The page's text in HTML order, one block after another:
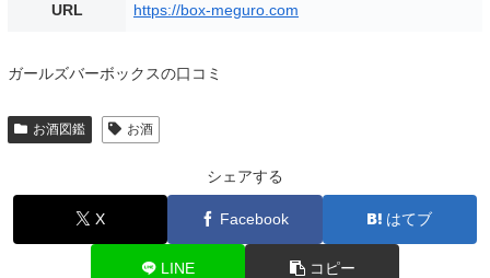
URL https://box-meguro.com
ガールズバーボックスの口コミ
お酒図鑑 お酒
シェアする
X Facebook はてブ
LINE コピー